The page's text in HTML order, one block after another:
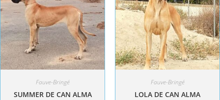
Fauve-Bringé
SUMMER DE CAN ALMA
Fauve-Bringé
LOLA DE CAN ALMA